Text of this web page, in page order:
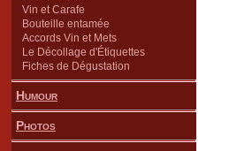
Vin et Carafe
Bouteille entamée
Accords Vin et Mets
Le Décollage d'Étiquettes
Fiches de Dégustation
Humour
Photos